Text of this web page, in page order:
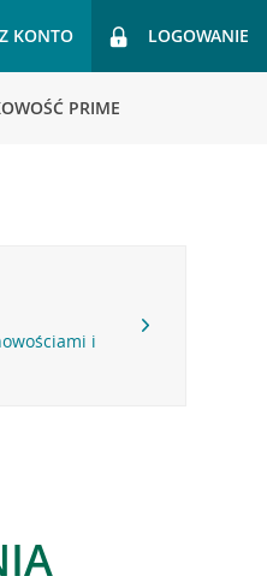
KONTO LOGOWANIE
PRIME
i